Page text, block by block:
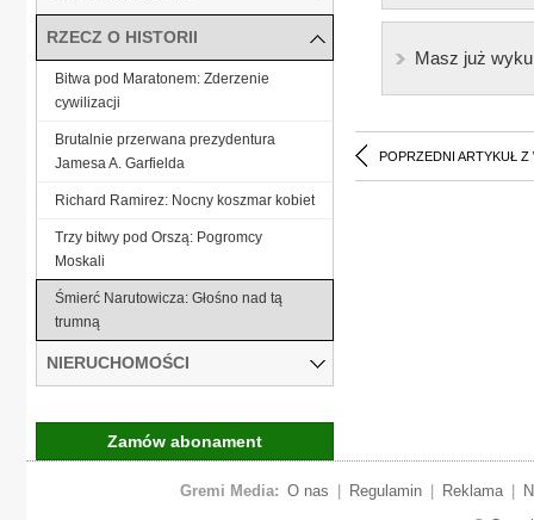
Masz już
POPRZEDNI ARTYKUŁ Z
RZECZ O HISTORII
Bitwa pod Maratonem: Zderzenie
cywilizacji
Brutalnie przerwana prezydentura
Jamesa A. Garfielda
Richard Ramirez: Nocny koszmar kobiet
Trzy bitwy pod Orszą: Pogromcy
Moskali
Śmierć Narutowicza: Głośno nad tą
trumną
NIERUCHOMOŚCI
Zamów abonament
Gremi Media: O nas Regulamin Reklama